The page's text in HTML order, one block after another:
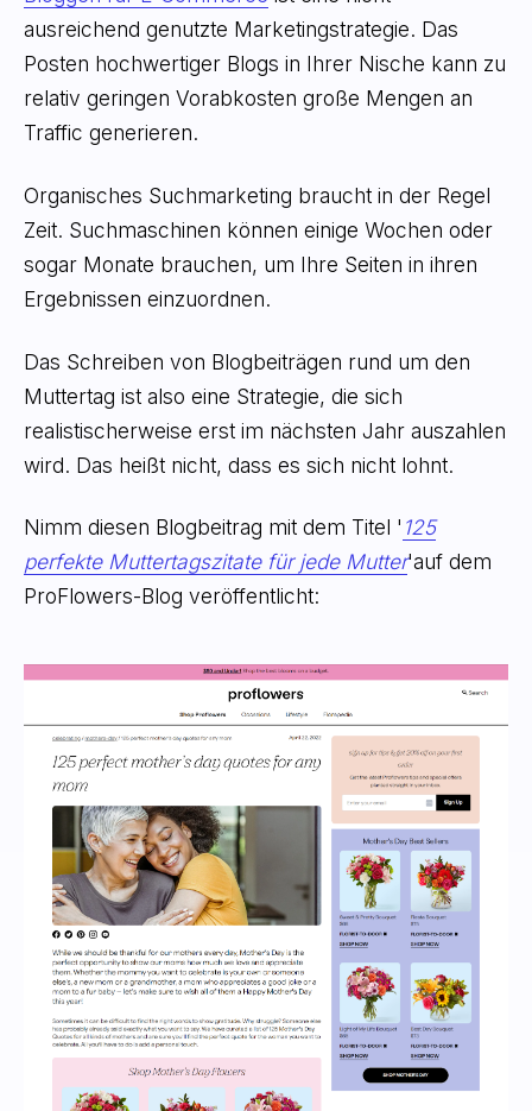
ausreichend genutzte Marketingstrategie. Das
Posten hochwertiger Blogs in Ihrer Nische kann zu
relativ geringen Vorabkosten große Mengen an
Traffic generieren.
Organisches Suchmarketing braucht in der Regel
Zeit. Suchmaschinen können einige Wochen oder
sogar Monate brauchen, um Ihre Seiten in ihren
Ergebnissen einzuordnen.
Das Schreiben von Blogbeiträgen rund um den
Muttertag ist also eine Strategie, die sich
realistischerweise erst im nächsten Jahr auszahlen
wird. Das heißt nicht, dass es sich nicht lohnt.
Nimm diesen Blogbeitrag mit dem Titel ' 125
perfekte Muttertagszitate für jede Mutter'auf dem
ProFlowers-Blog veröffentlicht: